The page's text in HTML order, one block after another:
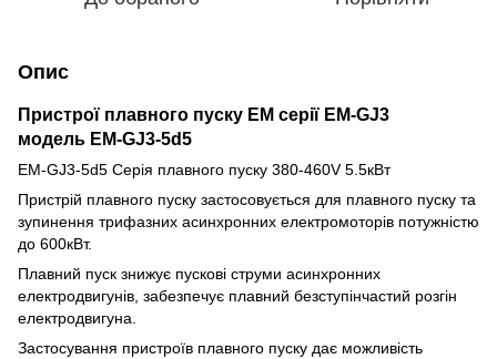
Опис
Пристрої плавного пуску EM серії EM-GJ3
модель EM-GJ3-5d5
EM-GJ3-5d5 Серія плавного пуску 380-460V 5.5кВт
Пристрій плавного пуску застосовується для плавного пуску та
зупинення трифазних асинхронних електромоторів потужністю
до 600кВт.
Плавний пуск знижує пускові струми асинхронних
електродвигунів, забезпечує плавний безступінчастий розгін
електродвигуна.
Застосування пристроїв плавного пуску дає можливість